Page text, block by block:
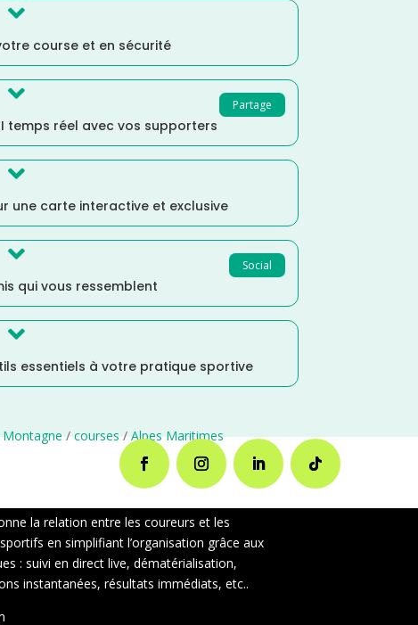

course et en sécurité
Partage

temps réel avec vos supporters

une carte interactive et exclusive
Social

qui vous ressemblent

essentiels à votre pratique sportive
Montagne/courses/Alpes Maritimes
la relation entre les coureurs et les
en simplifiant l’organisation grâce aux
: suivi en direct live, dématérialisation,
instantanées, résultats immédiats, etc..